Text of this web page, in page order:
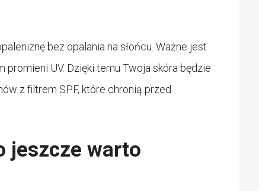
bez opalania na słońcu. Ważne jest
UV. Dzięki temu Twoja skóra będzie
z filtrem SPF, które chronią przed
jeszcze warto